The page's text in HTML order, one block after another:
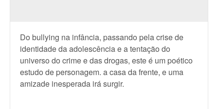
Do bullying na infância, passando pela crise de
identidade da adolescência e a tentação do
universo do crime e das drogas, este é um poético
estudo de personagem. a casa da frente, e uma
amizade inesperada irá surgir.